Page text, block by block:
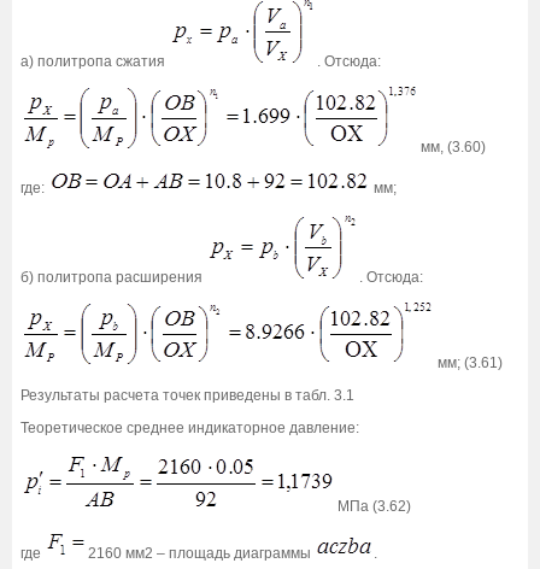
а) политропа сжатия . Отсюда:
мм, (3.60)
где: мм;
б) политропа расширения . Отсюда:
мм; (3.61)
Результаты расчета точек приведены в табл. 3.1
Теоретическое среднее индикаторное давление:
МПа (3.62)
где 2160 мм2 – площадь диаграммы
.